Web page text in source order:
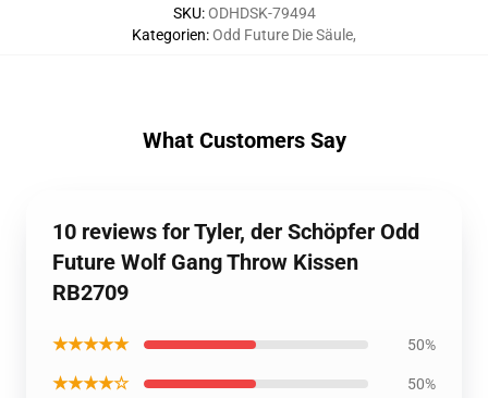
SKU:ODHDSK-79494
Kategorien:Odd Future Die Säule,
What Customers Say
10 reviews for Tyler, der Schöpfer Odd
Future Wolf Gang Throw Kissen
RB2709
★★★★★ 50%
★★★★☆ 50%